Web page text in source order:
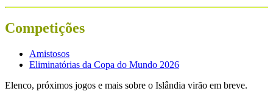
Competições
Amistosos
Eliminatórias da Copa do Mundo 2026
Elenco, próximos jogos e mais sobre o Islândia virão em breve.